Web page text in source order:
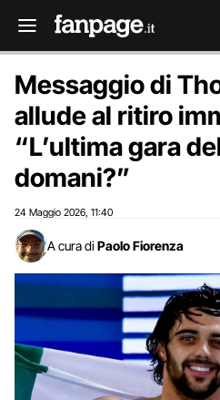
Messaggio di
allude al ritiro
“L’ultima gara
domani?”
24 Maggio 2026 11:40
A cura di Paolo Fiorenza